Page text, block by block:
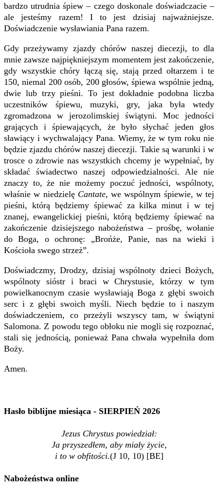
bardzo utrudnia śpiew – czego doskonale doświadczacie –
ale jesteśmy razem! I to jest dzisiaj najważniejsze.
Doświadczenie wysławiania Pana razem.
Gdy przeżywamy zjazdy chórów naszej diecezji, to dla
mnie zawsze najpiękniejszym momentem jest zakończenie,
gdy wszystkie chóry łączą się, stają przed ołtarzem i te
150, niemal 200 osób, 200 głosów, śpiewa wspólnie jedną,
dwie lub trzy pieśni. To jest dokładnie podobna liczba
uczestników śpiewu, muzyki, gry, jaka była wtedy
zgromadzona w jerozolimskiej świątyni. Moc jedności
grających i śpiewających, że było słychać jeden głos
sławiący i wychwalający Pana. Wiemy, że w tym roku nie
będzie zjazdu chórów naszej diecezji. Takie są warunki i w
trosce o zdrowie nas wszystkich chcemy je wypełniać, by
składać świadectwo naszej odpowiedzialności. Ale nie
znaczy to, że nie możemy poczuć jedności, wspólnoty,
właśnie w niedzielę Cantate, we wspólnym śpiewie, w tej
pieśni, którą będziemy śpiewać za kilka minut i w tej
znanej, ewangelickiej pieśni, którą będziemy śpiewać na
zakończenie dzisiejszego nabożeństwa – prośbę, wołanie
do Boga, o ochronę: „Brońże, Panie, nas na wieki i
Kościoła swego strzeż”.
Doświadczmy, Drodzy, dzisiaj wspólnoty dzieci Bożych,
wspólnoty sióstr i braci w Chrystusie, którzy w tym
powielkanocnym czasie wysławiają Boga z głębi swoich
serc i z głębi swoich myśli. Niech będzie to i naszym
doświadczeniem, co przeżyli wszyscy tam, w świątyni
Salomona. Z powodu tego obłoku nie mogli się rozpoznać,
stali się jednością, ponieważ Pana chwała wypełniła dom
Boży.
Amen.
Hasło biblijne miesiąca - SIERPIEŃ 2026
Jezus Chrystus powiedział:
Ja przyszedłem, aby miały życie,
i to w obfitości.(J 10, 10) [BE]
Nabożeństwa online